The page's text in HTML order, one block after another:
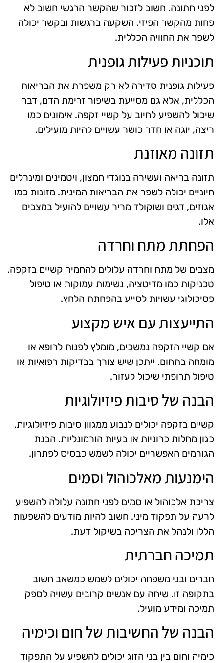
לפני חתונה. חשוב לזכור שהקשר הרגשי חשוב לא
פחות מהקשר הפיזי. השקעה ברגשות ובקשר יכולה
לשפר את החוויה הכללית.
תוכניות פעילות גופנית
פעילות גופנית סדירה לא רק משפרת את הבריאות
הכללית, אלא גם מסייעת בשיפור זרימת הדם, דבר
שיכול להשפיע לחיוב על קשיי זקפה. אימונים כמו
ריצה, יוגה או חדר כושר עשויים להיות מועילים.
תזונה מאוזנת
תזונה בריאה ועשירה בנוגדי חמצון, ויטמינים ומינרלים
חיוניים יכולה לשפר את הבריאות המינית. מזונות כמו
אגוזים, דגים ושוקולד מריר עשויים להועיל במצבים
אלו.
הפחתת מתח וחרדה
מצבים של מתח וחרדה עלולים להחמיר קשיים בזקפה.
טכניקות כמו מדיטציה, נשימות עמוקות או טיפול
פסיכולוגי עשויות לסייע בהפחתת הלחץ.
התייעצות עם איש מקצוע
אם קשיי הזקפה נמשכים, מומלץ לפנות לרופא או
מומחה בתחום. ייתכן שיש צורך בבדיקות רפואיות או
טיפול תרופתי שיכול לעזור.
הבנה של סיבות פיזיולוגיות
קשיים בזקפה יכולים לנבוע ממגוון סיבות פיזיולוגיות,
כגון מחלות כרוניות או בעיות הורמונליות. הבנת
הגורמים האפשריים יכולה לשמש כבסיס לפתרון.
הימנעות מאלכוהול וסמים
צריכת אלכוהול או סמים לפני חתונה עלולה להשפיע
לרעה על תפקוד מיני. חשוב להיות מודעים להשפעות
הללו ולנהל את הצריכה בשיקול דעת.
תמיכה חברתית
חברים ובני משפחה יכולים לשמש כמשאב חשוב
בתקופה זו. שיחה עם אנשים קרובים עשויה לספק
תמיכה ומידע מועיל.
הבנה של החשיבות של חום וכימיה
כימיה וחום בין בני הזוג יכולים להשפיע על התפקוד